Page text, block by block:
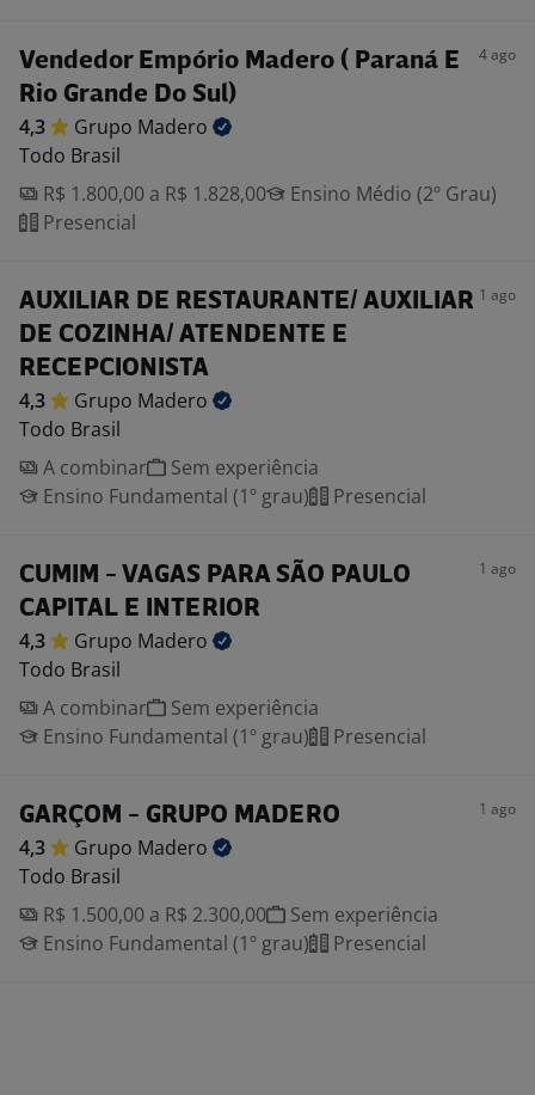
Vendedor Empório Madero ( Paraná E
Rio Grande Do Sul)
4 ago
4,3 Grupo Madero
Todo Brasil
R$ 1.800,00 a R$ 1.828,00
Ensino Médio (2º Grau)
Presencial
AUXILIAR DE RESTAURANTE/ AUXILIAR
DE COZINHA/ ATENDENTE E
RECEPCIONISTA
1 ago
4,3 Grupo Madero
Todo Brasil
A combinar
Sem experiência
Ensino Fundamental (1º grau)
Presencial
CUMIM - VAGAS PARA SÃO PAULO
CAPITAL E INTERIOR
1 ago
4,3 Grupo Madero
Todo Brasil
A combinar
Sem experiência
Ensino Fundamental (1º grau)
Presencial
GARÇOM - GRUPO MADERO 1 ago
4,3 Grupo Madero
Todo Brasil
R$ 1.500,00 a R$ 2.300,00
Sem experiência
Ensino Fundamental (1º grau)
Presencial